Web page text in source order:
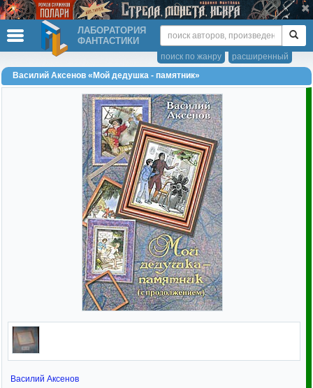
ЛАБОРАТОРИЯ
ФАНТАСТИКИ
расширенный
поиск по жанру
Василий Аксенов «Мой дедушка - памятник»
Василий Аксенов